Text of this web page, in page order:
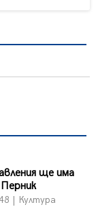
ще има
| Култура